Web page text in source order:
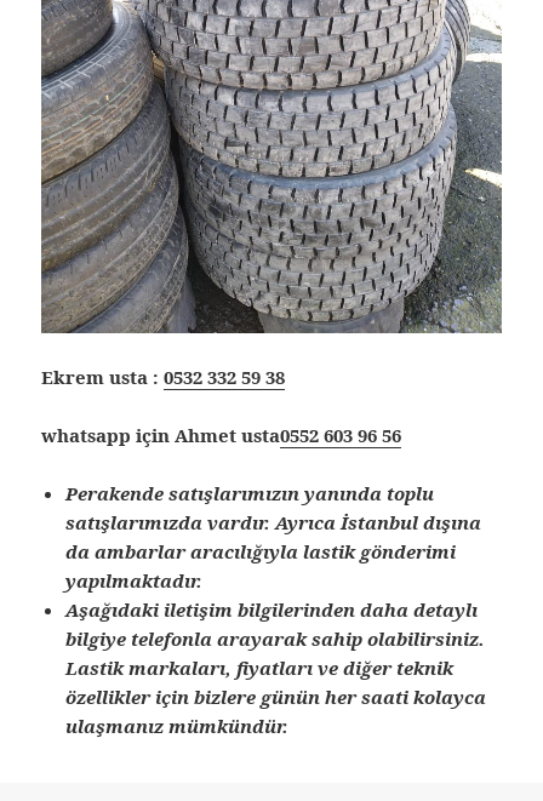
Ekrem usta :0532 332 59 38
whatsapp için Ahmet usta0552 603 96 56
Perakende satışlarımızın yanında toplu
satışlarımızda vardır. Ayrıca İstanbul dışına
da ambarlar aracılığıyla lastik gönderimi
yapılmaktadır.
Aşağıdaki iletişim bilgilerinden daha detaylı
bilgiye telefonla arayarak sahip olabilirsiniz.
Lastik markaları, fiyatları ve diğer teknik
özellikler için bizlere günün her saati kolayca
ulaşmanız mümkündür.